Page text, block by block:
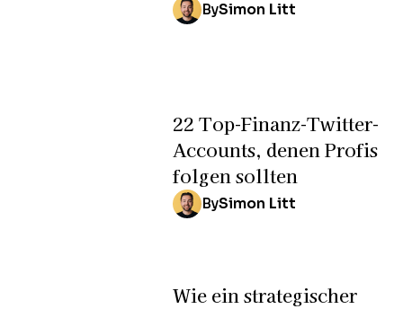
BySimon Litt
22 Top-Finanz-Twitter-
Accounts, denen Profis
folgen sollten
BySimon Litt
Wie ein strategischer